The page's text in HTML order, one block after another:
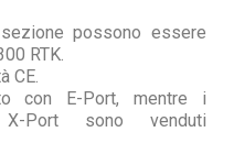
possono essere
RTK.
CE.
con E-Port, mentre i
Port sono venduti